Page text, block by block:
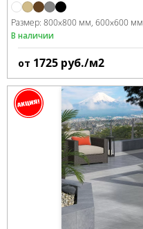
Размер: 800x800 мм 600x600 мм
В наличии
от 1725 руб./м2